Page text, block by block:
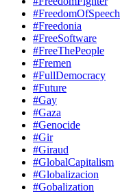
#FreedomOfSpeech
#Freedonia
#FreeSoftware
#FreeThePeople
#Fremen
#FullDemocracy
#Future
#Gay
#Gaza
#Genocide
#Gir
#Giraud
#GlobalCapitalism
#Globalizacion
#Gobalization